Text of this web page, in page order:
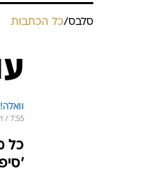
סלבס/כל הכתבות
/ 7:55
כל